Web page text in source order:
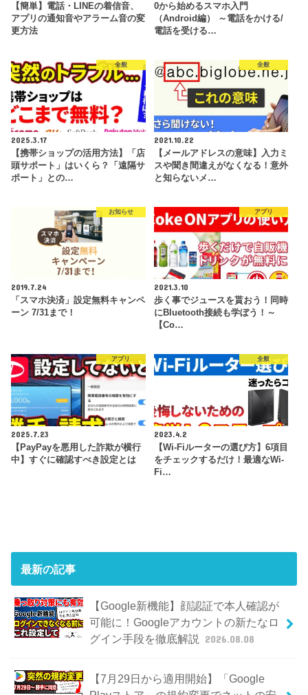
【簡単】電話・LINEの着信音、
アプリの通知音やアラーム音の変
更方法
0から始めるスマホ入門
（Android編） ～電話をかける/
電話を受ける…
全般
2025.3.17
【携帯ショップの活用方法】「店
頭サポート」はいくら？「遠隔サ
ポート」との…
全般
2021.10.22
【メールアドレスの意味】入力ミ
スや聞き間違えがなくなる！意外
と知らないメ…
お知らせ
2019.7.24
「スマホ決済」設定無料キャンペ
ーン 7/31まで！
アプリ
2021.3.10
歩く事でジュースを貰おう！同時
にBluetooth接続も学ぼう！～
【Co…
アプリ
2025.7.23
【PayPayを悪用した詐欺が横行
中】すぐに確認すべき設定とは
全般
2023.4.2
【Wi-Fiルーターの選び方】6項目
をチェックするだけ！最適なWi-
Fi…
最新の記事
【Google新機能】顔認証で本人確認が
可能に！Googleアカウントの新たなロ
グイン手段を徹底解説
2026.08.08
【7月29日から適用開始】「Google